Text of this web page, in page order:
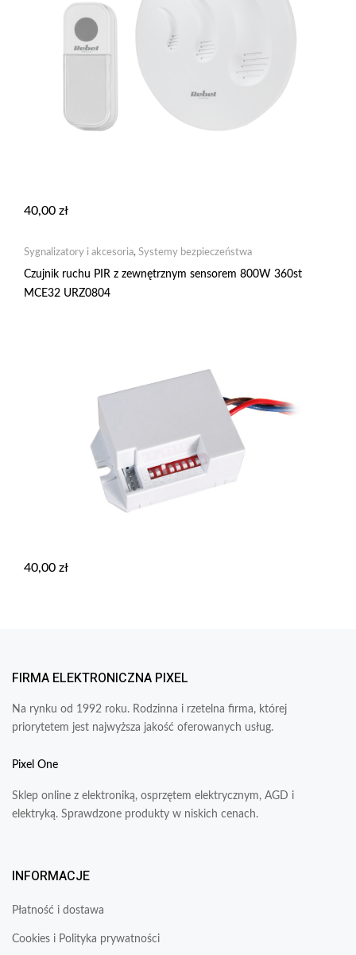
40,00 zł
Sygnalizatory i akcesoria, Systemy bezpieczeństwa
Czujnik ruchu PIR z zewnętrznym sensorem 800W 360st
MCE32 URZ0804
40,00 zł
FIRMA ELEKTRONICZNA PIXEL
Na rynku od 1992 roku. Rodzinna i rzetelna firma, której
priorytetem jest najwyższa jakość oferowanych usług.
Pixel One
Sklep online z elektroniką, osprzętem elektrycznym, AGD i
elektryką. Sprawdzone produkty w niskich cenach.
INFORMACJE
Płatność i dostawa
Cookies i Polityka prywatności